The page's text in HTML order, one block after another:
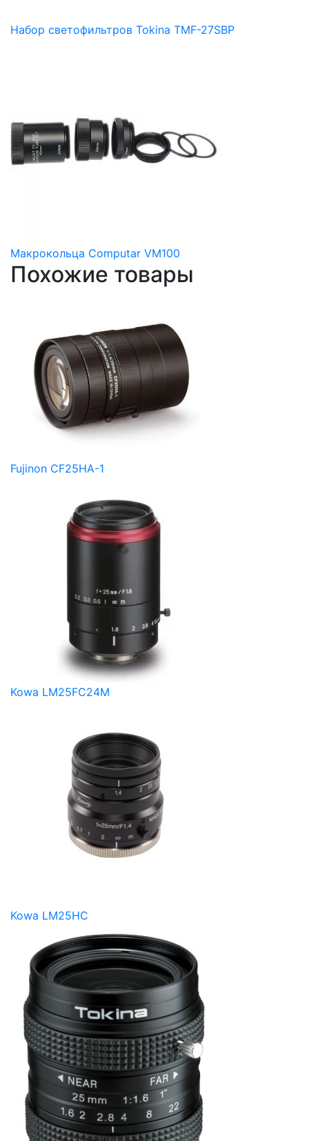
Набор светофильтров Tokina TMF-27SBP
Макрокольца Computar VM100
Похожие товары
Fujinon CF25HA-1
Kowa LM25FC24M
Kowa LM25HC